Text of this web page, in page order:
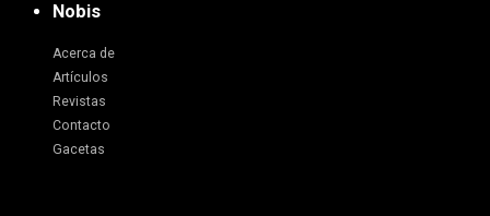
Nobis
Acerca de
Artículos
Revistas
Contacto
Gacetas